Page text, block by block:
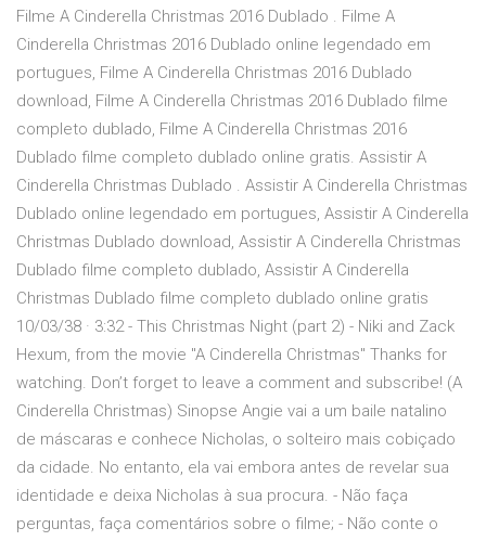
Filme A Cinderella Christmas 2016 Dublado . Filme A
Cinderella Christmas 2016 Dublado online legendado em
portugues, Filme A Cinderella Christmas 2016 Dublado
download, Filme A Cinderella Christmas 2016 Dublado filme
completo dublado, Filme A Cinderella Christmas 2016
Dublado filme completo dublado online gratis. Assistir A
Cinderella Christmas Dublado . Assistir A Cinderella Christmas
Dublado online legendado em portugues, Assistir A Cinderella
Christmas Dublado download, Assistir A Cinderella Christmas
Dublado filme completo dublado, Assistir A Cinderella
Christmas Dublado filme completo dublado online gratis
10/03/38 · 3:32 - This Christmas Night (part 2) - Niki and Zack
Hexum, from the movie "A Cinderella Christmas" Thanks for
watching. Don’t forget to leave a comment and subscribe! (A
Cinderella Christmas) Sinopse Angie vai a um baile natalino
de máscaras e conhece Nicholas, o solteiro mais cobiçado
da cidade. No entanto, ela vai embora antes de revelar sua
identidade e deixa Nicholas à sua procura. - Não faça
perguntas, faça comentários sobre o filme; - Não conte o